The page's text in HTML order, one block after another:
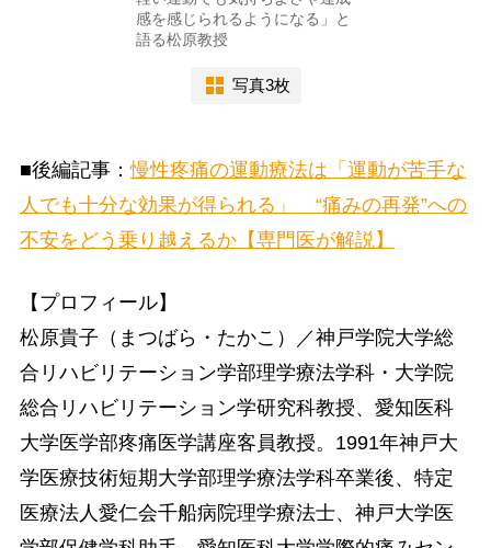
感を感じられるようになる」と
語る松原教授
写真3枚
■後編記事：慢性疼痛の運動療法は「運動が苦手な
人でも十分な効果が得られる」 “痛みの再発”への
不安をどう乗り越えるか【専門医が解説】
【プロフィール】
松原貴子（まつばら・たかこ）／神戸学院大学総
合リハビリテーション学部理学療法学科・大学院
総合リハビリテーション学研究科教授、愛知医科
大学医学部疼痛医学講座客員教授。1991年神戸大
学医療技術短期大学部理学療法学科卒業後、特定
医療法人愛仁会千船病院理学療法士、神戸大学医